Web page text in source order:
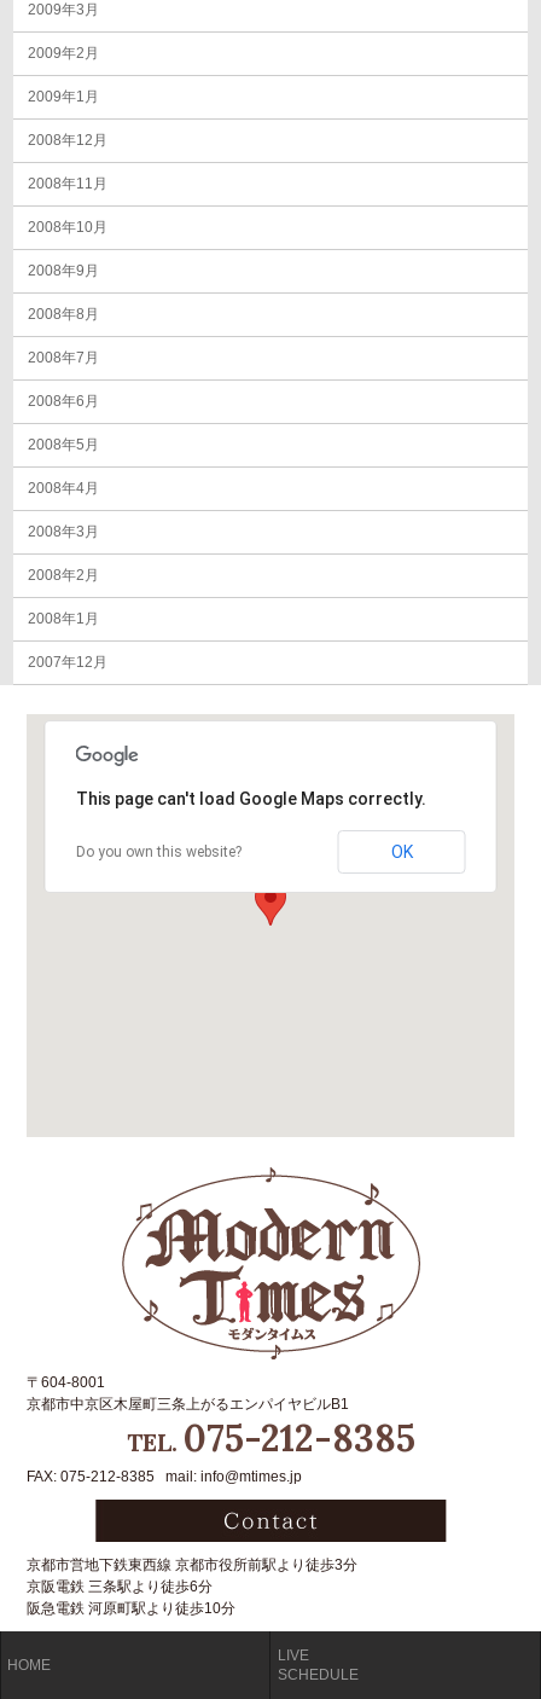
2009年3月
2009年2月
2009年1月
2008年12月
2008年11月
2008年10月
2008年9月
2008年8月
2008年7月
2008年6月
2008年5月
2008年4月
2008年3月
2008年2月
2008年1月
2007年12月
This page can't load Google Maps correctly.
Do you own this website? OK
〒604-8001
京都市中京区木屋町三条上がるエンパイヤビルB1
TEL. 075-212-8385
FAX: 075-212-8385 mail: info@mtimes.jp
京都市営地下鉄東西線 京都市役所前駅より徒歩3分
京阪電鉄 三条駅より徒歩6分
阪急電鉄 河原町駅より徒歩10分
HOME
LIVE
SCHEDULE